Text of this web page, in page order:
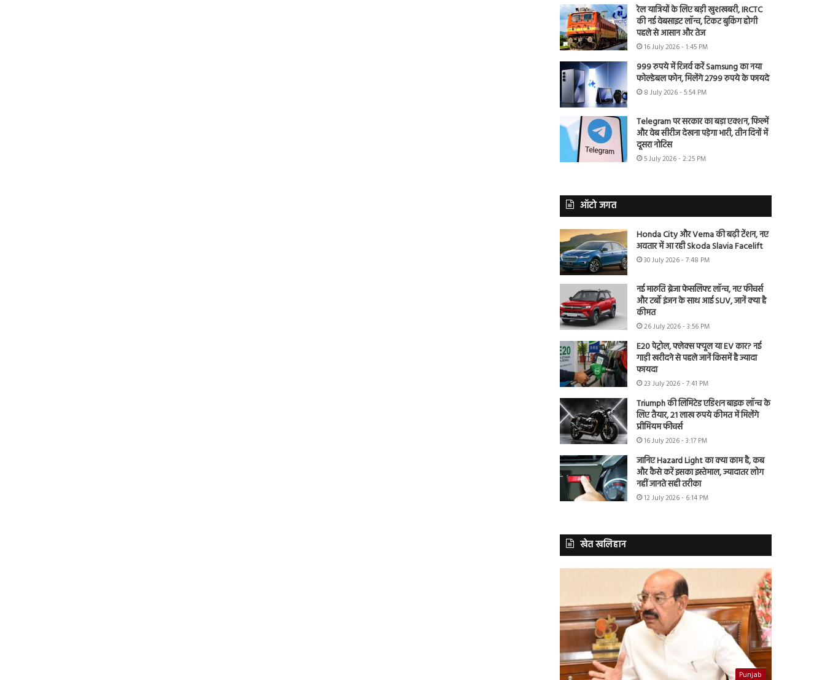
रेल यात्रियों के लिए बड़ी खुशखबरी, IRCTC
की नई वेबसाइट लॉन्च, टिकट बुकिंग होगी
पहले से आसान और तेज
16 July 2026 - 1:45 PM
999 रुपये में रिजर्व करें Samsung का नया
फोल्डेबल फोन, मिलेंगे 2799 रुपये के फायदे
8 July 2026 - 5:54 PM
Telegram पर सरकार का बड़ा एक्शन, फिल्में
और वेब सीरीज देखना पड़ेगा भारी, तीन दिनों में
दूसरा नोटिस
5 July 2026 - 2:25 PM
ऑटो जगत
Honda City और Verna की बढ़ी टेंशन, नए
अवतार में आ रही Skoda Slavia Facelift
30 July 2026 - 7:48 PM
नई मारुति ब्रेजा फेसलिफ्ट लॉन्च, नए फीचर्स
और टर्बो इंजन के साथ आई SUV, जानें क्या है
कीमत
26 July 2026 - 3:56 PM
E20 पेट्रोल, फ्लेक्स फ्यूल या EV कार? नई
गाड़ी खरीदने से पहले जानें किसमें है ज्यादा
फायदा
23 July 2026 - 7:41 PM
Triumph की लिमिटेड एडिशन बाइक लॉन्च के
लिए तैयार, 21 लाख रुपये कीमत में मिलेंगे
प्रीमियम फीचर्स
16 July 2026 - 3:17 PM
जानिए Hazard Light का क्या काम है, कब
और कैसे करें इसका इस्तेमाल, ज्यादातर लोग
नहीं जानते सही तरीका
12 July 2026 - 6:14 PM
खेत खलिहान
Punjab